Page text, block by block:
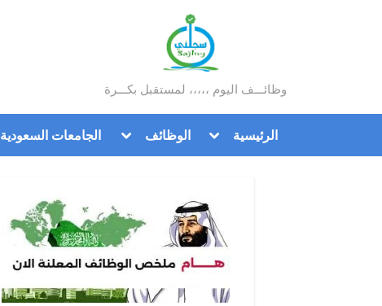
سجلني
وظائـــف اليوم ،،،،، لمستقبل بكـــرة
الرئيسية
Toggle
menu
الوظائف
Toggle
menu
الجامعات السعودية